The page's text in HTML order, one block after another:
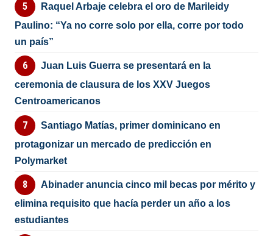
Raquel Arbaje celebra el oro de Marileidy
Paulino: “Ya no corre solo por ella, corre por todo
un país”
Juan Luis Guerra se presentará en la
ceremonia de clausura de los XXV Juegos
Centroamericanos
Santiago Matías, primer dominicano en
protagonizar un mercado de predicción en
Polymarket
Abinader anuncia cinco mil becas por mérito y
elimina requisito que hacía perder un año a los
estudiantes